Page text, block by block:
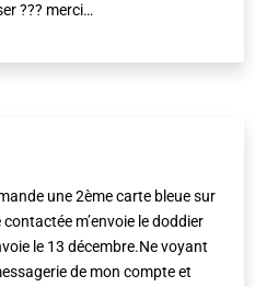
??? merci…
une 2ème carte bleue sur
m’envoie le doddier
le 13 décembre.Ne voyant
de mon compte et